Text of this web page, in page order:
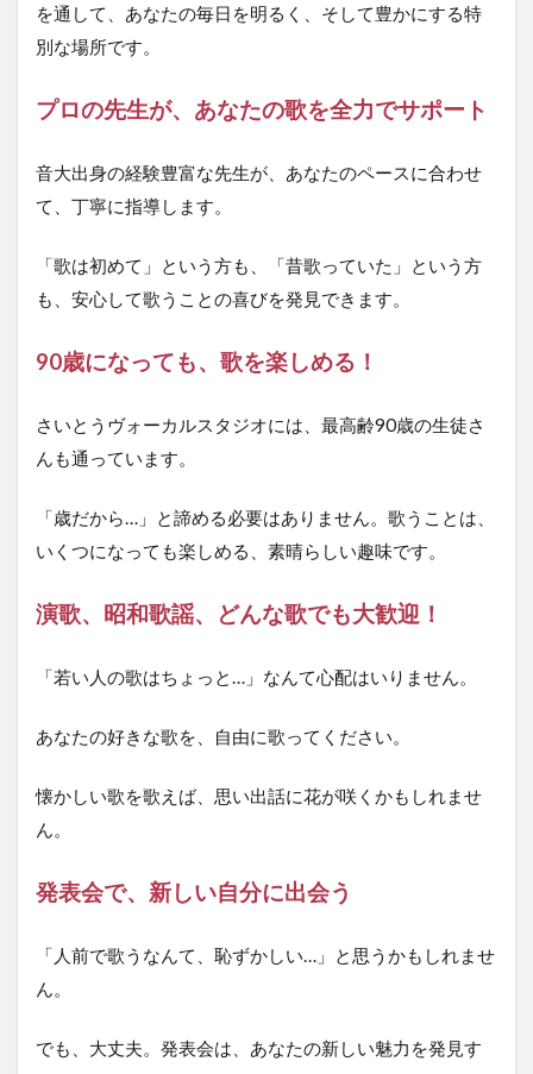
を通して、あなたの毎日を明るく、そして豊かにする特
別な場所です。
プロの先生が、あなたの歌を全力でサポート
音大出身の経験豊富な先生が、あなたのペースに合わせ
て、丁寧に指導します。
「歌は初めて」という方も、「昔歌っていた」という方
も、安心して歌うことの喜びを発見できます。
90歳になっても、歌を楽しめる！
さいとうヴォーカルスタジオには、最高齢90歳の生徒さ
んも通っています。
「歳だから…」と諦める必要はありません。歌うことは、
いくつになっても楽しめる、素晴らしい趣味です。
演歌、昭和歌謡、どんな歌でも大歓迎！
「若い人の歌はちょっと…」なんて心配はいりません。
あなたの好きな歌を、自由に歌ってください。
懐かしい歌を歌えば、思い出話に花が咲くかもしれませ
ん。
発表会で、新しい自分に出会う
「人前で歌うなんて、恥ずかしい…」と思うかもしれませ
ん。
でも、大丈夫。発表会は、あなたの新しい魅力を発見す